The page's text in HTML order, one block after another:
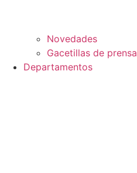
Novedades
Gacetillas de prensa
Departamentos